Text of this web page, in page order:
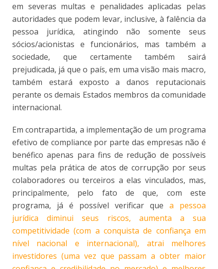
em severas multas e penalidades aplicadas pelas
autoridades que podem levar, inclusive, à falência da
pessoa jurídica, atingindo não somente seus
sócios/acionistas e funcionários, mas também a
sociedade, que certamente também sairá
prejudicada, já que o país, em uma visão mais macro,
também estará exposto a danos reputacionais
perante os demais Estados membros da comunidade
internacional.
Em contrapartida, a implementação de um programa
efetivo de compliance por parte das empresas não é
benéfico apenas para fins de redução de possíveis
multas pela prática de atos de corrupção por seus
colaboradores ou terceiros a elas vinculados, mas,
principalmente, pelo fato de que, com este
programa, já é possível verificar que a pessoa
jurídica diminui seus riscos, aumenta a sua
competitividade (com a conquista de confiança em
nível nacional e internacional), atrai melhores
investidores (uma vez que passam a obter maior